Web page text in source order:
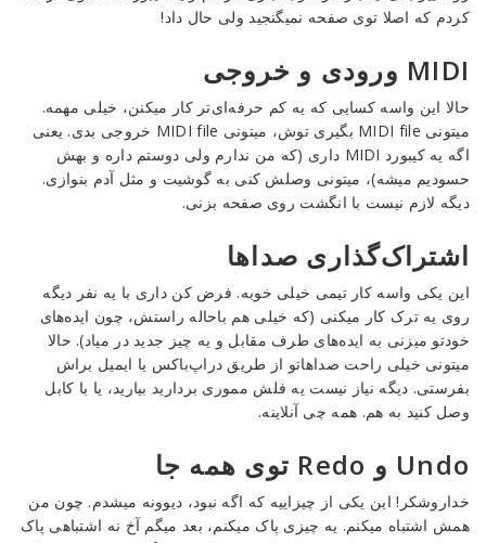
کردم که اصلا توی صفحه نمیگنجید ولی حال داد!
MIDI ورودی و خروجی
حالا این واسه کسایی که یه کم حرفه‌ای‌تر کار میکنن، خیلی مهمه.
میتونی MIDI file بگیری توش، میتونی MIDI file خروجی بدی. یعنی
اگه یه کیبورد MIDI داری (که من ندارم ولی دوستم داره و بهش
حسودیم میشه)، میتونی وصلش کنی به گوشیت و مثل آدم بنوازی.
دیگه لازم نیست با انگشت روی صفحه بزنی.
اشتراک‌گذاری صداها
این یکی واسه کار تیمی خیلی خوبه. فرض کن داری با یه نفر دیگه
روی یه ترک کار میکنی (که خیلی هم باحاله راستش، چون ایده‌های
خودتو میزنی به ایده‌های طرف مقابل و یه چیز جدید در میاد). حالا
میتونی خیلی راحت صداهاتو از طریق دراپ‌باکس یا ایمیل براش
بفرستی. دیگه نیاز نیست یه فلش مموری بردارید بیارید، یا با کابل
وصل کنید به هم. همه چی آنلاینه.
Undo و Redo توی همه جا
خداروشکر! این یکی از چیزاییه که اگه نبود، دیوونه میشدم. چون من
همش اشتباه میکنم. یه چیزی پاک میکنم، بعد میگم آخ نه اشتباهی پاک